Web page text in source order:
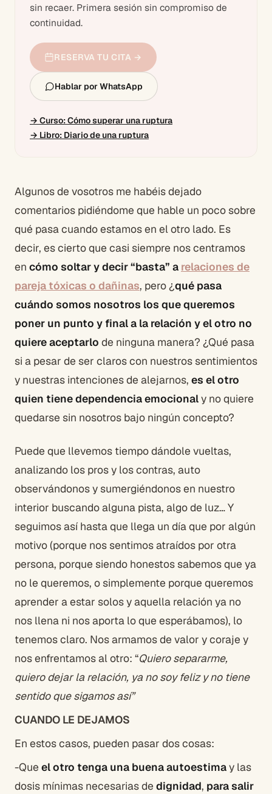
sin recaer. Primera sesión sin compromiso de
continuidad.
RESERVA TU CITA →
Hablar por WhatsApp
→ Curso: Cómo superar una ruptura
→ Libro: Diario de una ruptura
Algunos de vosotros me habéis dejado
comentarios pidiéndome que hable un poco sobre
qué pasa cuando estamos en el otro lado. Es
decir, es cierto que casi siempre nos centramos
en cómo soltar y decir “basta” a relaciones de
pareja tóxicas o dañinas, pero ¿qué pasa
cuándo somos nosotros los que queremos
poner un punto y final a la relación y el otro no
quiere aceptarlo de ninguna manera? ¿Qué pasa
si a pesar de ser claros con nuestros sentimientos
y nuestras intenciones de alejarnos, es el otro
quien tiene dependencia emocionaly no quiere
quedarse sin nosotros bajo ningún concepto?
Puede que llevemos tiempo dándole vueltas,
analizando los pros y los contras, auto
observándonos y sumergiéndonos en nuestro
interior buscando alguna pista, algo de luz… Y
seguimos así hasta que llega un día que por algún
motivo (porque nos sentimos atraídos por otra
persona, porque siendo honestos sabemos que ya
no le queremos, o simplemente porque queremos
aprender a estar solos y aquella relación ya no
nos llena ni nos aporta lo que esperábamos), lo
tenemos claro. Nos armamos de valor y coraje y
nos enfrentamos al otro: “Quiero separarme,
quiero dejar la relación, ya no soy feliz y no tiene
sentido que sigamos así”
CUANDO LE DEJAMOS
En estos casos, pueden pasar dos cosas:
-Que el otro tenga una buena autoestimay las
dosis mínimas necesarias de dignidad, para salir